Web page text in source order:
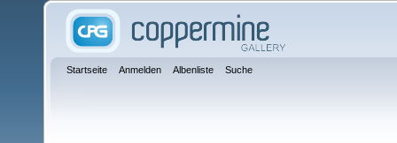
Startseite Anmelden Albenliste Suche